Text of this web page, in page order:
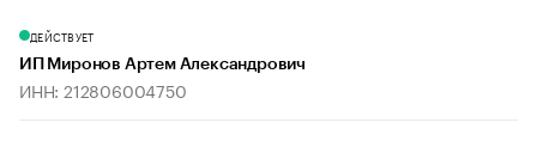
ДЕЙСТВУЕТ
ИП Миронов Артем Александрович
ИНН: 212806004750